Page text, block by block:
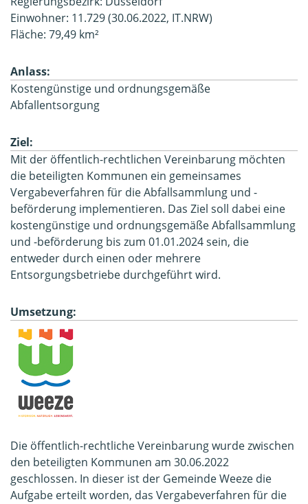
Einwohner: 11.729 (30.06.2022, IT.NRW)
Fläche: 79,49 km²
Anlass:
Kostengünstige und ordnungsgemäße
Abfallentsorgung
Ziel:
Mit der öffentlich-rechtlichen Vereinbarung möchten
die beteiligten Kommunen ein gemeinsames
Vergabeverfahren für die Abfallsammlung und -
beförderung implementieren. Das Ziel soll dabei eine
kostengünstige und ordnungsgemäße Abfallsammlung
und -beförderung bis zum 01.01.2024 sein, die
entweder durch einen oder mehrere
Entsorgungsbetriebe durchgeführt wird.
Umsetzung:
Die öffentlich-rechtliche Vereinbarung wurde zwischen
den beteiligten Kommunen am 30.06.2022
geschlossen. In dieser ist der Gemeinde Weeze die
Aufgabe erteilt worden, das Vergabeverfahren für die